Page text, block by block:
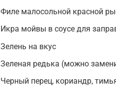
Филе малосольной красной
Икра мойвы в соусе для
Зелень на вкус
Зеленая редька (можно
Черный перец, кориандр,